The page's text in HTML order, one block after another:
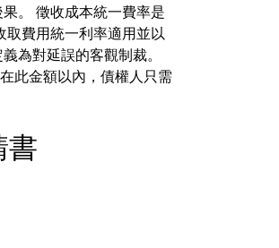
。 徵收成本統一費率是
取費用統一利率適用並以
為對延誤的客觀制裁。
此金額以內，債權人只需
書